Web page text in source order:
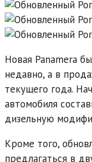
Новая Panamera
недавно, а в
текущего года.
автомобиля
дизельную
Кроме того,
предлагаться в